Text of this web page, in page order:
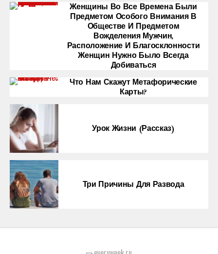
Женщины Во Все Времена Были
Предметом Особого Внимания В
Обществе И Предметом
Вожделения Мужчин,
Расположение И Благосклонности
Женщин Нужно Было Всегда
Добиваться
Что Нам Скажут Метафорические
Карты?
Урок Жизни (рассказ)
Три Причины Для Развода